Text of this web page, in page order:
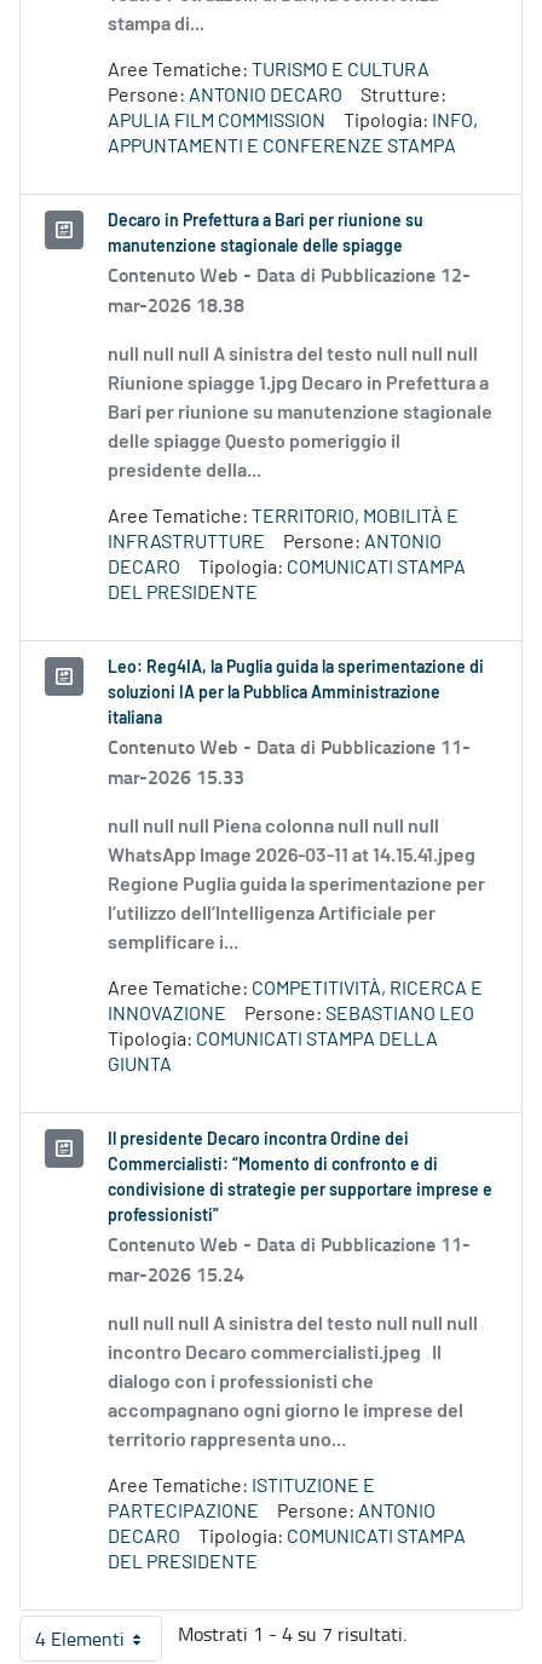
stampa di...
Aree Tematiche: TURISMO E CULTURA
Persone: ANTONIO DECARO
Strutture:
APULIA FILM COMMISSION
Tipologia:
INFO,
APPUNTAMENTI E CONFERENZE STAMPA
Decaro in Prefettura a Bari per riunione su
manutenzione stagionale delle spiagge
Contenuto Web - Data di Pubblicazione 12-
mar-2026 18.38
null null null A sinistra del testo null null null
Riunione spiagge 1.jpg Decaro in Prefettura a
Bari per riunione su manutenzione stagionale
delle spiagge Questo pomeriggio il
presidente della...
Aree Tematiche: TERRITORIO, MOBILITÀ E
INFRASTRUTTURE
Persone: ANTONIO
DECARO
Tipologia: COMUNICATI STAMPA
DEL PRESIDENTE
Leo: Reg4IA, la Puglia guida la sperimentazione di
soluzioni IA per la Pubblica Amministrazione
italiana
Contenuto Web - Data di Pubblicazione 11-
mar-2026 15.33
null null null Piena colonna null null null
WhatsApp Image 2026-03-11 at 14.15.41.jpeg
Regione Puglia guida la sperimentazione per
l’utilizzo dell’Intelligenza Artificiale per
semplificare i...
Aree Tematiche: COMPETITIVITÀ, RICERCA E
INNOVAZIONE
Persone: SEBASTIANO LEO
Tipologia: COMUNICATI STAMPA DELLA
GIUNTA
Il presidente Decaro incontra Ordine dei
Commercialisti: “Momento di confronto e di
condivisione di strategie per supportare imprese e
professionisti”
Contenuto Web - Data di Pubblicazione 11-
mar-2026 15.24
null null null A sinistra del testo null null null
incontro Decaro commercialisti.jpeg Il
dialogo con i professionisti che
accompagnano ogni giorno le imprese del
territorio rappresenta uno...
Aree Tematiche: ISTITUZIONE E
PARTECIPAZIONE
Persone: ANTONIO
DECARO
Tipologia: COMUNICATI STAMPA
DEL PRESIDENTE
4 ElementiPer pagina
Mostrati 1 - 4 su 7 risultati.